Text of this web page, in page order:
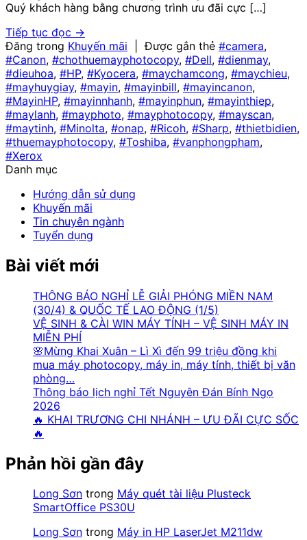
Quý khách hàng bằng chương trình ưu đãi cực […]
Tiếp tục đọc →
Đăng trong Khuyến mãi Được gắn thẻ #camera,
#Canon, #chothuemayphotocopy, #Dell, #dienmay,
#dieuhoa, #HP, #Kyocera, #maychamcong, #maychieu,
#mayhuygiay, #mayin, #mayinbill, #mayincanon,
#MayinHP, #mayinnhanh, #mayinphun, #mayinthiep,
#maylanh, #mayphoto, #mayphotocopy, #mayscan,
#maytinh, #Minolta, #onap, #Ricoh, #Sharp, #thietbidien,
#thuemayphotocopy, #Toshiba, #vanphongpham,
#Xerox
Danh mục
Hướng dẫn sử dụng
Khuyến mãi
Tin chuyên ngành
Tuyển dụng
Bài viết mới
THÔNG BÁO NGHỈ LỄ GIẢI PHÓNG MIỀN NAM
(30/4) & QUỐC TẾ LAO ĐỘNG (1/5)
VỆ SINH & CÀI WIN MÁY TÍNH – VỆ SINH MÁY IN
MIỄN PHÍ
🌸Mừng Khai Xuân – Lì Xì đến 99 triệu đồng khi
mua máy photocopy, máy in, máy tính, thiết bị văn
phòng…
Thông báo lịch nghỉ Tết Nguyên Đán Bính Ngọ
2026
🔥 KHAI TRƯƠNG CHI NHÁNH – ƯU ĐÃI CỰC SỐC
🔥
Phản hồi gần đây
Long Sơn trong Máy quét tài liệu Plusteck
SmartOffice PS30U
Long Sơn trong Máy in HP LaserJet M211dw